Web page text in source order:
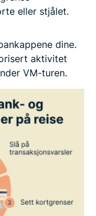
eller stjålet.
dine.
aktivitet
VM-turen.